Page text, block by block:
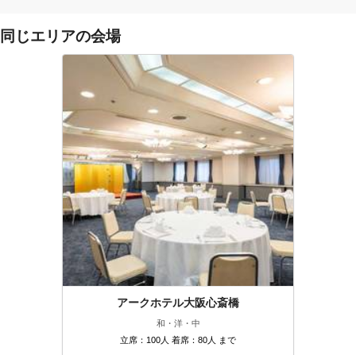
同じエリアの会場
アークホテル大阪心斎橋
和・洋・中
立席：100人 着席：80人 まで